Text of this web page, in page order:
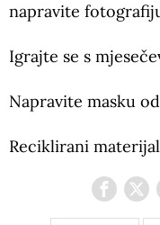
napravite
Igrajte se s
Napravite masku
Reciklirani